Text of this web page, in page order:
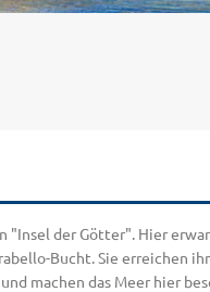
"Insel der Götter". Hier
Bucht. Sie erreichen
machen das Meer hier